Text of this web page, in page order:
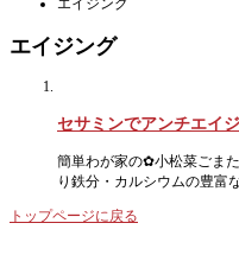
エイジング
エイジング
セサミンでアンチエイ
簡単わが家の✿小松菜ごま
り鉄分・カルシウムの豊富
トップページに戻る